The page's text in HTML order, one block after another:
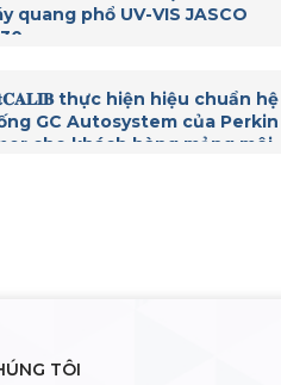
quang phổ UV-VIS JASCO
thực hiện hiệu chuẩn hệ
GC Autosystem của Perkin
cho khách hàng mảng môi
TÔI